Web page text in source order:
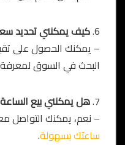
6. كيف يمكنني تحديد
– يمكنك الحصول على
البحث في السوق لمعرفة
7. هل يمكنني بيع الساعة
– نعم، يمكنك التواصل
ساعتك بسهولة.